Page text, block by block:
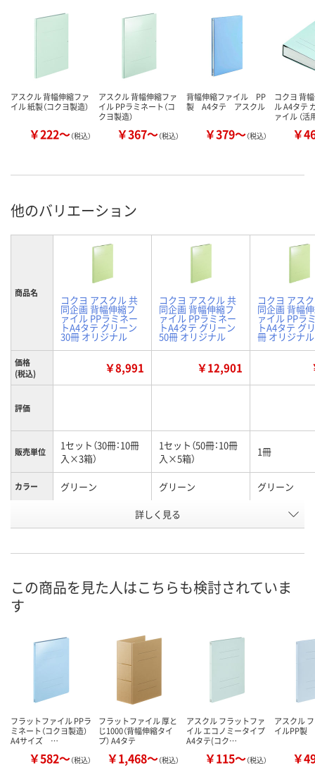
アスクル 背幅伸縮ファ
イル 紙製（コクヨ製造）
￥222～（税込）
アスクル 背幅伸縮ファ
イル PPラミネート（コ
クヨ製造）
￥367～（税込）
背幅伸縮ファイル PP
製 A4タテ アスクル
￥379～（税込）
コクヨ 背
ル A4タテ
ァイル （
￥
他のバリエーション
商品名
コクヨ アスクル 共
同企画 背幅伸縮フ
ァイル PPラミネー
トA4タテ グリーン
30冊 オリジナル
コクヨ アスクル 共
同企画 背幅伸縮フ
ァイル PPラミネー
トA4タテ グリーン
50冊 オリジナル
コクヨ アス
同企画 背幅
ァイル PPラ
トA4タテ グ
冊 オリジナル
価格
(税込)
￥8,991 ￥12,901
評価
販売単位
1セット（30冊：10冊
入×3箱）
1セット（50冊：10冊
入×5箱）
1冊
カラー グリーン グリーン グリーン
A4タテ
号
お届け日
数量 数量
詳しく見る
この商品を見た人はこちらも検討されていま
す
フラットファイル PPラ
ミネート（コクヨ製造）
A4サイズ …
￥582～（税込）
フラットファイル 厚と
じ1000（背幅伸縮タイ
プ） A4タテ
￥1,468～（税込）
アスクル フラットファ
イル エコノミータイプ
A4タテ(コク…
￥115～（税込）
アスクル
イルPP製
￥